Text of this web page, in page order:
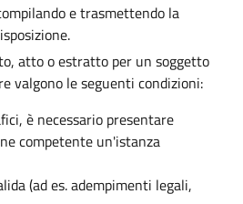
e trasmettendo la
atto o estratto per un soggetto
valgono le seguenti condizioni:
è necessario presentare
competente un'istanza
(ad es. adempimenti legali,